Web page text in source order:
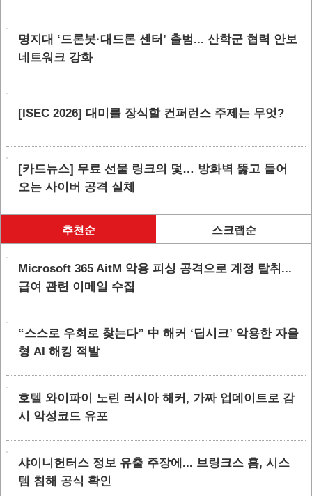
명지대 ‘드론봇·대드론 센터’ 출범... 산학군 협력 안보
네트워크 강화
[ISEC 2026] 대미를 장식할 컨퍼런스 주제는 무엇?
[카드뉴스] 무료 선물 링크의 덫… 방화벽 뚫고 들어
오는 사이버 공격 실체
추천순 스크랩순
Microsoft 365 AitM 악용 피싱 공격으로 계정 탈취...
급여 관련 이메일 수집
“스스로 우회로 찾는다” 中 해커 ‘딥시크’ 악용한 자율
형 AI 해킹 적발
호텔 와이파이 노린 러시아 해커, 가짜 업데이트로 감
시 악성코드 유포
샤이니헌터스 정보 유출 주장에... 브링크스 홈, 시스
템 침해 공식 확인